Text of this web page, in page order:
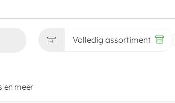
Volledig assortiment
en meer